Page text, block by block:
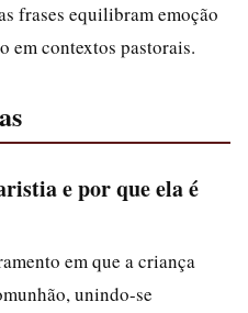
frases equilibram emoção
em contextos pastorais.
e por que ela é
em que a criança
unindo-se